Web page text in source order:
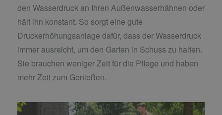
den Wasserdruck an Ihren Außenwasserhähnen oder
hält ihn konstant. So sorgt eine gute
Druckerhöhungsanlage dafür, dass der Wasserdruck
immer ausreicht, um den Garten in Schuss zu halten.
Sie brauchen weniger Zeit für die Pflege und haben
mehr Zeit zum Genießen.